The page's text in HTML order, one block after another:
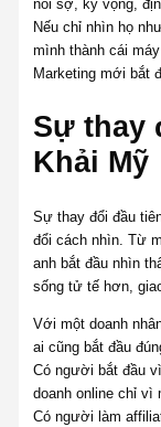
nỗi sợ, kỳ vọng,
Nếu chỉ nhìn họ
mình thành cái
Marketing mới bắt
Sự thay
Khải Mỹ
Sự thay đổi đầu
đổi cách nhìn. Từ
anh bắt đầu nhìn
sống tử tế hơn,
Với một doanh
ai cũng bắt đầu
Có người bắt đầu
doanh online chỉ vì
Có người làm